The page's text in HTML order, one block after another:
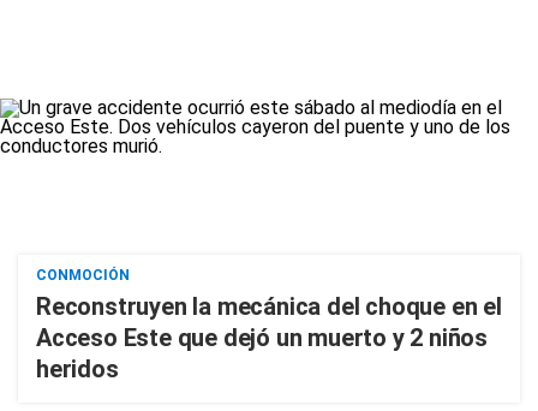
CONMOCIÓN
Reconstruyen la mecánica del choque en el
Acceso Este que dejó un muerto y 2 niños
heridos